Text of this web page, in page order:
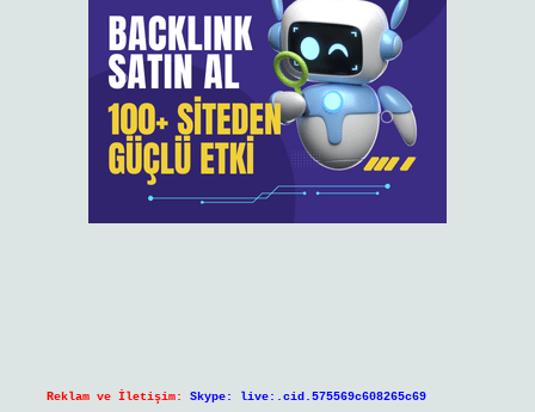
Reklam ve İletişim: Skype: live:.cid.575569c608265c69